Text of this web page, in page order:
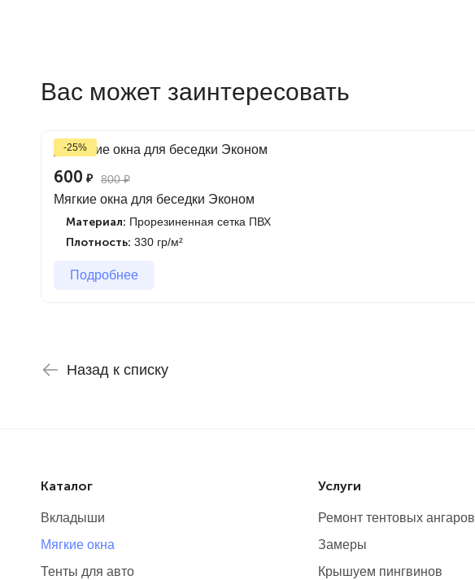
Вас может заинтересовать
-25%
600 ₽ 800₽
Мягкие окна для беседки Эконом
Материал: Прорезиненная сетка ПВХ
Плотность: 330 гр/м²
Подробнее
Назад к списку
Каталог
Вкладыши
Мягкие окна
Тенты для авто
Услуги
Ремонт тентовых ангаров
Замеры
Крышуем пингвинов